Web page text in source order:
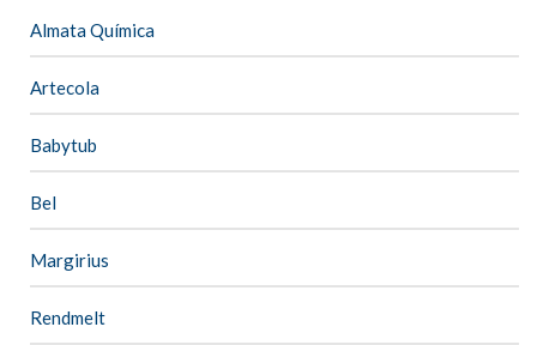
Almata Química
Artecola
Babytub
Bel
Margirius
Rendmelt